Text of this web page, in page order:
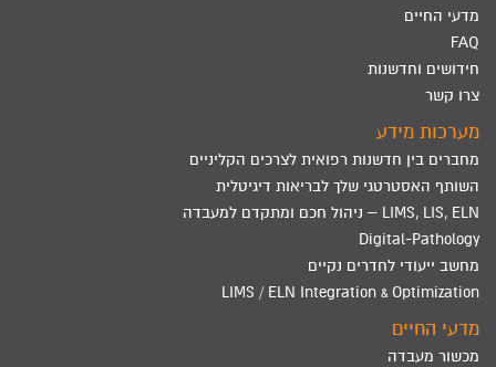
מדעי החיים
FAQ
חידושים וחדשנות
צרו קשר
מערכות מידע
מחברים בין חדשנות רפואית לצרכים הקליניים
השותף האסטרטגי שלך לבריאות דיגיטלית
LIMS, LIS, ELN – ניהול חכם ומתקדם למעבדה
Digital-Pathology
מחשב ייעודי לחדרים נקיים
LIMS / ELN Integration & Optimization
מדעי החיים
מכשור מעבדה